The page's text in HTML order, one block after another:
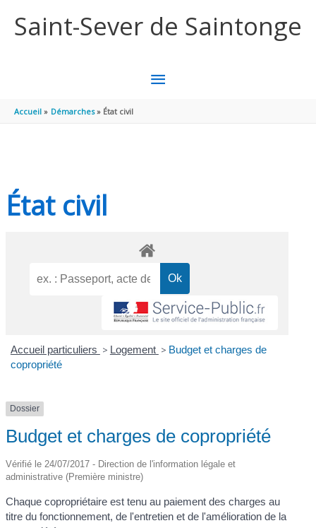
Saint-Sever de Saintonge
MENU
Accueil Démarches État civil
État civil
Accueil particuliers > Logement > Budget et charges de
copropriété
Dossier
Budget et charges de copropriété
Vérifié le 24/07/2017 - Direction de l'information légale et
administrative (Première ministre)
Chaque copropriétaire est tenu au paiement des charges au
titre du fonctionnement, de l'entretien et de l'amélioration de la